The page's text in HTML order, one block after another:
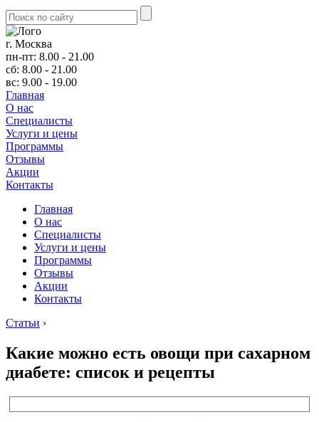
г. Москва
пн-пт: 8.00 - 21.00
сб: 8.00 - 21.00
вс: 9.00 - 19.00
Главная
О нас
Cпециалисты
Услуги и цены
Программы
Отзывы
Акции
Контакты
Главная
О нас
Cпециалисты
Услуги и цены
Программы
Отзывы
Акции
Контакты
Статьи ›
Какие можно есть овощи при сахарном
диабете: список и рецепты